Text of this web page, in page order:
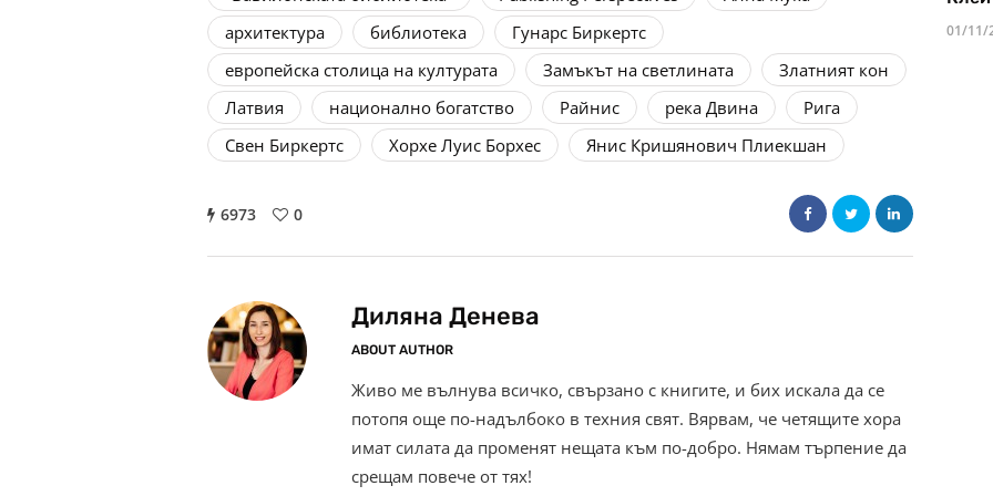
архитектура
библиотека
Гунарс Биркертс
европейска столица на културата
Замъкът на светлината
Златният кон
Латвия
национално богатство Райнис река Двина
Рига
Свен Биркертс
Хорхе Луис Борхес Янис Кришянович Плиекшан
6973 0
Диляна Денева
ABOUT AUTHOR
Живо ме вълнува всичко, свързано с книгите, и бих искала да се
потопя още по-надълбоко в техния свят. Вярвам, че четящите хора
имат силата да променят нещата към по-добро. Нямам търпение да
срещам повече от тях!
01/11/